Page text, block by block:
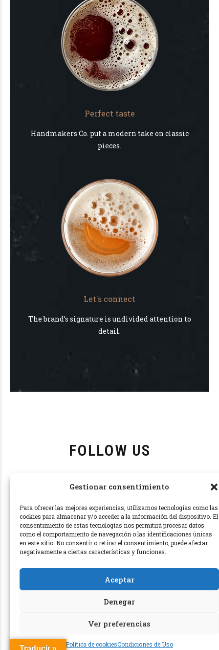
Gestionar consentimiento
Para ofrecer las mejores experiencias, utilizamos tecnologías como las
cookies para almacenar y/o acceder a la información del dispositivo. El
consentimiento de estas tecnologías nos permitirá procesar datos
como el comportamiento de navegación o las identificaciones únicas
en este sitio. No consentir o retirar el consentimiento, puede afectar
negativamente a ciertas características y funciones.
Aceptar
Denegar
Ver preferencias
Política de cookiesCondiciones de Uso
Perfect taste
Handmakers Co. put a modern take on classic
pieces.
Let's connect
The brand’s signature is undivided attention to
detail.
FOLLOW US
Traducir »